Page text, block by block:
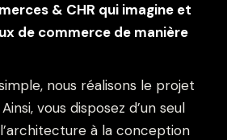
& CHR qui imagine et
de commerce de manière
nous réalisons le projet
vous disposez d’un seul
à la conception